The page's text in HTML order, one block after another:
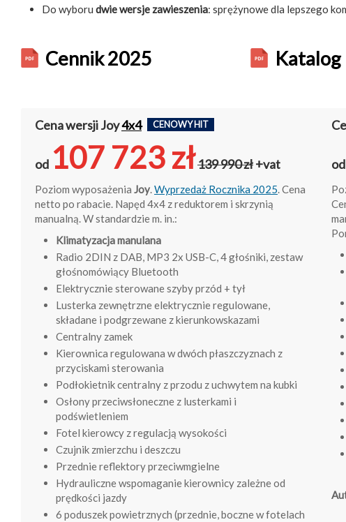
Do wyboru dwie wersje zawieszenia: sprężynowe dla lepszego
Cennik 2025 Katalog
Cena wersji Joy4x4 CENOWY HIT
od 107 723 zł139 990 zł+vat
Poziom wyposażenia Joy.Wyprzedaż Rocznika 2025. Cena
netto po rabacie. Napęd 4x4 z reduktorem i skrzynią
manualną. W standardzie m. in.:
Klimatyzacja manulana
Radio 2DIN z DAB, MP3 2x USB-C, 4 głośniki, zestaw
głośnomówiący Bluetooth
Elektrycznie sterowane szyby przód + tył
Lusterka zewnętrzne elektrycznie regulowane,
składane i podgrzewane z kierunkowskazami
Centralny zamek
Kierownica regulowana w dwóch płaszczyznach z
przyciskami sterowania
Podłokietnik centralny z przodu z uchwytem na kubki
Osłony przeciwsłoneczne z lusterkami i
podświetleniem
Fotel kierowcy z regulacją wysokości
Czujnik zmierzchu i deszczu
Przednie reflektory przeciwmgielne
Hydrauliczne wspomaganie kierownicy zależne od
prędkości jazdy
6 poduszek powietrznych (przednie, boczne w fotelach
od